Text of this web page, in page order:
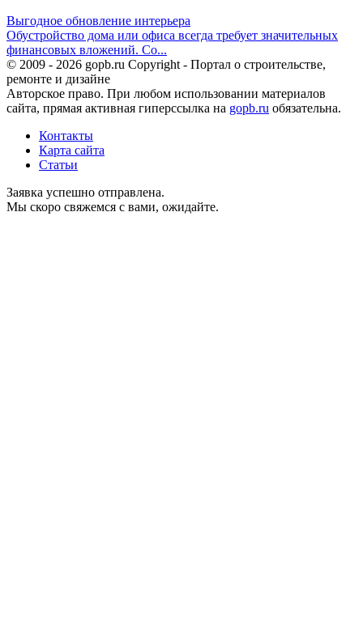
Выгодное обновление интерьера
Обустройство дома или офиса всегда требует значительных
финансовых вложений. Со...
© 2009 - 2026 gopb.ru Copyright - Портал о строительстве,
ремонте и дизайне
Авторское право. При любом использовании материалов
сайта, прямая активная гиперссылка на gopb.ru обязательна.
Контакты
Карта сайта
Статьи
Заявка успешно отправлена.
Мы скоро свяжемся с вами, ожидайте.